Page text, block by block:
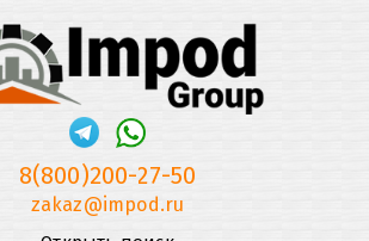
8(800)200-27-50
zakaz@impod.ru